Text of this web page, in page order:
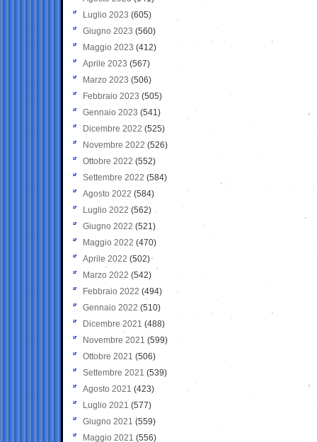
Luglio 2023 (605)
Giugno 2023 (560)
Maggio 2023 (412)
Aprile 2023 (567)
Marzo 2023 (506)
Febbraio 2023 (505)
Gennaio 2023 (541)
Dicembre 2022 (525)
Novembre 2022 (526)
Ottobre 2022 (552)
Settembre 2022 (584)
Agosto 2022 (584)
Luglio 2022 (562)
Giugno 2022 (521)
Maggio 2022 (470)
Aprile 2022 (502)
Marzo 2022 (542)
Febbraio 2022 (494)
Gennaio 2022 (510)
Dicembre 2021 (488)
Novembre 2021 (599)
Ottobre 2021 (506)
Settembre 2021 (539)
Agosto 2021 (423)
Luglio 2021 (577)
Giugno 2021(559)
Maggio 2021 (556)